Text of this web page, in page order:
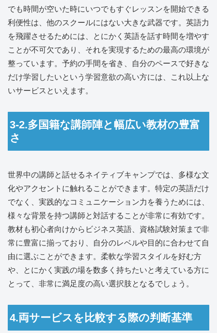
でも時間が空いた時にいつでもすぐレッスンを開始できる
利便性は、他のスクールにはない大きな武器です。英語力
を飛躍させるためには、とにかく英語を話す時間を増やす
ことが不可欠であり、それを実現するための最高の環境が
整っています。予約の手間を省き、自分のペースで好きな
だけ学習したいという学習意欲の高い方には、これ以上な
いサービスといえます。
3-2.多国籍な講師陣と幅広い教材の豊富
さ
世界中の講師と話せるネイティブキャンプでは、多様な文
化やアクセントに触れることができます。特定の英語だけ
でなく、実践的なコミュニケーション力を養うためには、
様々な背景を持つ講師と対話することが非常に有効です。
教材も初心者向けからビジネス英語、資格試験対策まで非
常に豊富に揃っており、自分のレベルや目的に合わせて自
由に選ぶことができます。柔軟な学習スタイルを好む方
や、とにかく実践の場を数多く持ちたいと考えている方に
とって、非常に満足度の高い選択肢となるでしょう。
4.両サービスを比較する際の判断基準